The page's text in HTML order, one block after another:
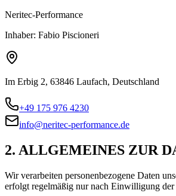
Neritec-Performance
Inhaber: Fabio Piscioneri
Im Erbig 2, 63846 Laufach, Deutschland
+49 175 976 4230
info@neritec-performance.de
2. ALLGEMEINES ZUR
Wir verarbeiten personenbezogene Daten
erfolgt regelmäßig nur nach Einwilligung